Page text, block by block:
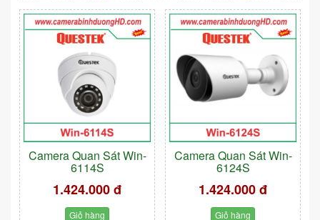
Camera Quan Sát Win-
6114S
1.424.000 đ
Giỏ hàng
Camera Quan Sát Win-
6124S
1.424.000 đ
Giỏ hàng